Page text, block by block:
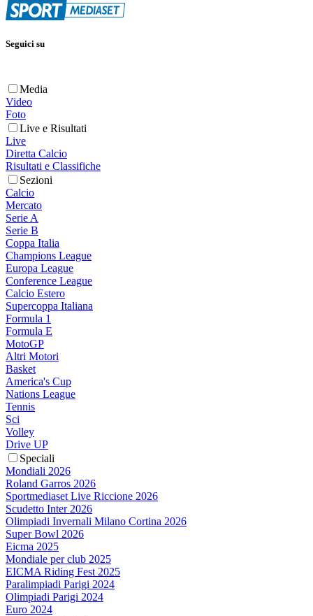
Seguici su
Media
Video
Foto
Live e Risultati
Live
Diretta Calcio
Risultati e Classifiche
Sezioni
Calcio
Mercato
Serie A
Serie B
Coppa Italia
Champions League
Europa League
Conference League
Calcio Estero
Supercoppa Italiana
Formula 1
Formula E
MotoGP
Altri Motori
Basket
America's Cup
Nations League
Tennis
Sci
Volley
Drive UP
Speciali
Mondiali 2026
Roland Garros 2026
Sportmediaset Live Riccione 2026
Scudetto Inter 2026
Olimpiadi Invernali Milano Cortina 2026
Super Bowl 2026
Eicma 2025
Mondiale per club 2025
EICMA Riding Fest 2025
Paralimpiadi Parigi 2024
Olimpiadi Parigi 2024
Euro 2024